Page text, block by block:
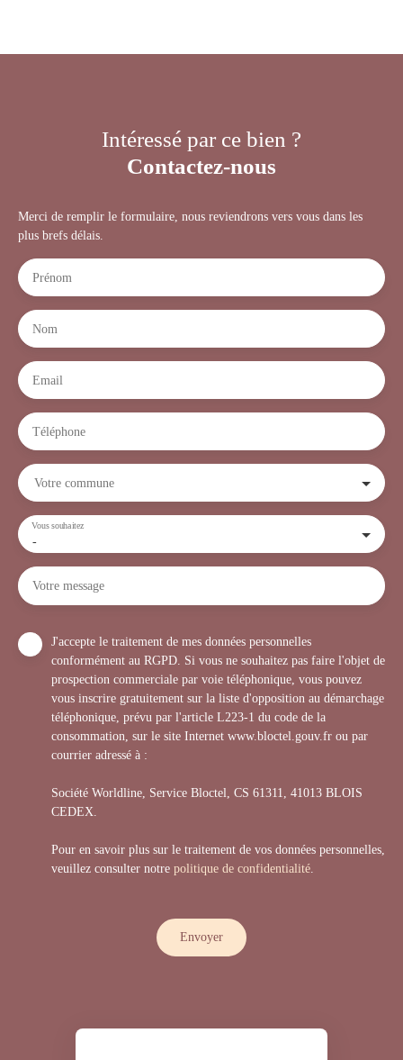
Intéressé par ce bien ?
Contactez-nous
Merci de remplir le formulaire, nous reviendrons vers vous dans les
plus brefs délais.
Prénom
Nom
Email
Téléphone
Votre commune
-
Vous souhaitez
Votre message
J'accepte le traitement de mes données personnelles
conformément au RGPD. Si vous ne souhaitez pas faire l'objet de
prospection commerciale par voie téléphonique, vous pouvez
vous inscrire gratuitement sur la liste d'opposition au démarchage
téléphonique, prévu par l'article L223-1 du code de la
consommation, sur le site Internet www.bloctel.gouv.fr ou par
courrier adressé à :
Société Worldline, Service Bloctel, CS 61311, 41013 BLOIS
CEDEX.
Pour en savoir plus sur le traitement de vos données personnelles,
veuillez consulter notre politique de confidentialité
Envoyer